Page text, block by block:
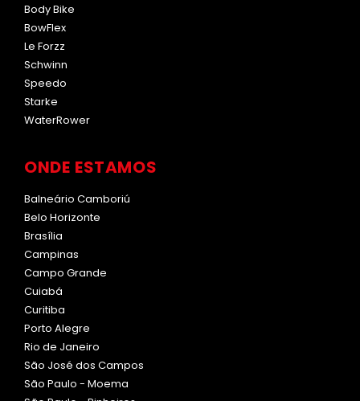
Body Bike
BowFlex
Le Forzz
Schwinn
Speedo
Starke
WaterRower
ONDE ESTAMOS
Balneário Camboriú
Belo Horizonte
Brasília
Campinas
Campo Grande
Cuiabá
Curitiba
Porto Alegre
Rio de Janeiro
São José dos Campos
São Paulo - Moema